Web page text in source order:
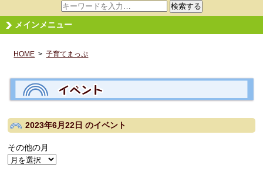
サ
イ
ト
検
検索する
メインメニュー
HOME >子育てまっぷ
2023年6月22日のイベント
その他の月